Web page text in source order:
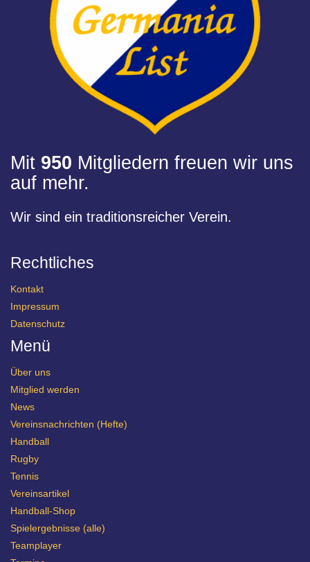
Mit 950 Mitgliedern freuen wir uns
auf mehr.
Wir sind ein traditionsreicher Verein.
Rechtliches
Kontakt
Impressum
Datenschutz
Menü
Über uns
Mitglied werden
News
Vereinsnachrichten (Hefte)
Handball
Rugby
Tennis
Vereinsartikel
Handball-Shop
Spielergebnisse (alle)
Teamplayer